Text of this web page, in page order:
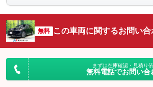
：装備あり ：装備
サイドカメラ
：装備あり ルーフ
：装備
：装備なし
：装備
無料 この車両に関するお問い合
まずは在庫確認・見積り
無料電話でお問い合